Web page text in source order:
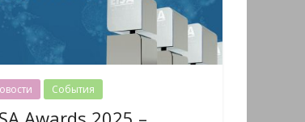
События